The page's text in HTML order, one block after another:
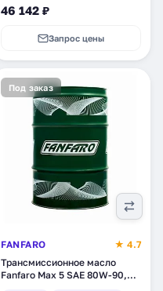
46 142 ₽
Запрос цены
Под заказ
FANFARO
★ 4.7
Трансмиссионное масло
Fanfaro Max 5 SAE 80W-90,